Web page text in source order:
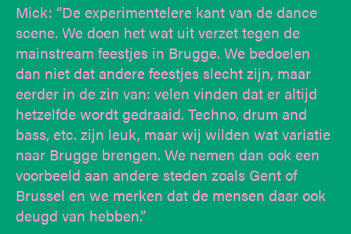
Mick: “De experimentelere kant van de dance
scene. We doen het wat uit verzet tegen de
mainstream feestjes in Brugge. We bedoelen
dan niet dat andere feestjes slecht zijn, maar
eerder in de zin van: velen vinden dat er altijd
hetzelfde wordt gedraaid. Techno, drum and
bass, etc. zijn leuk, maar wij wilden wat variatie
naar Brugge brengen. We nemen dan ook een
voorbeeld aan andere steden zoals Gent of
Brussel en we merken dat de mensen daar ook
deugd van hebben.”